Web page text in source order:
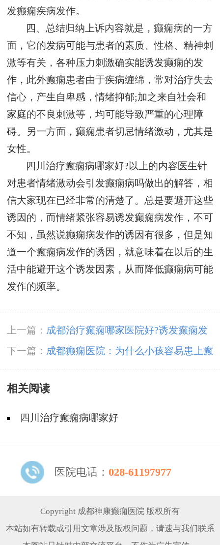
发癫痫疾病发作。
四、总结归纳上诉内容就是，癫痫病的一方
面，它的发病可能与患者的素质、性格、精神刺
激等有关，各种压力刺激确实能诱发癫痫的发
作，此外癫痫患者由于疾病缠绵，常对治疗失去
信心，产生自卑感，情绪抑郁;加之来自社会和
家庭的不良刺激等，均可能导致严重的心理障
碍。另一方面，癫痫患者切忌情绪激动，尤其是
女性。
四川治疗癫痫病哪家好?以上的内容医生针
对患者情绪激动会引发癫痫病吗做出的解答，相
信大家现在已经非常的清楚了。总是要避开这些
诱因的，而情绪紧张容易诱发癫痫病发作，不可
不知，虽然说癫痫病发作的诱因有很多，但是知
道一个癫痫病发作的诱因，就意味着在以后的生
活中能避开这个诱发因素，从而降低癫痫病可能
发作的频率。
上一篇： 成都治疗癫痫哪家医院好?诱发癫痫发
作的因素
下一篇： 成都癫痫医院：为什么小孩容易患上癫
痫病
相关阅读
四川治疗癫痫病哪家好
医院电话： 028-61197977
Copyright 成都神康癫痫医院 版权所有
本站如有转载或引用文章涉及版权问题，请速与我们联系